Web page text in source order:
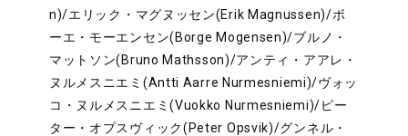
n)/エリック・マグヌッセン(Erik Magnussen)/ボ
ーエ・モーエンセン(Borge Mogensen)/ブルノ・
マットソン(Bruno Mathsson)/アンティ・アアレ・
ヌルメスニエミ(Antti Aarre Nurmesniemi)/ヴォッ
コ・ヌルメスニエミ(Vuokko Nurmesniemi)/ピー
ター・オプスヴィック(Peter Opsvik)/グンネル・